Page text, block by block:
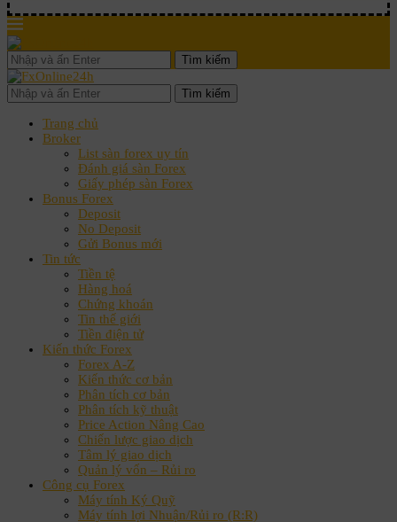
Tìm kiếm
Tìm kiếm
Trang chủ
Broker
List sàn forex uy tín
Đánh giá sàn Forex
Giấy phép sàn Forex
Bonus Forex
Deposit
No Deposit
Gửi Bonus mới
Tin tức
Tiền tệ
Hàng hoá
Chứng khoán
Tin thế giới
Tiền điện tử
Kiến thức Forex
Forex A-Z
Kiến thức cơ bản
Phân tích cơ bản
Phân tích kỹ thuật
Price Action Nâng Cao
Chiến lược giao dịch
Tâm lý giao dịch
Quản lý vốn – Rủi ro
Công cụ Forex
Máy tính Ký Quỹ
Máy tính lợi Nhuận/Rủi ro (R:R)